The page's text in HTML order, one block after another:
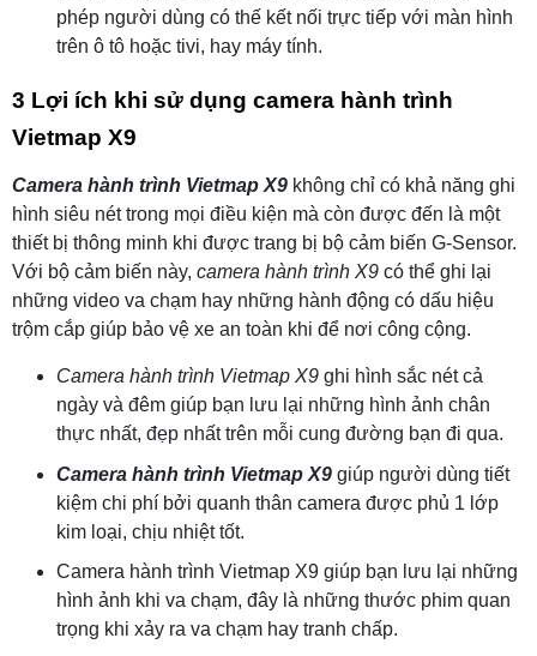
phép người dùng có thế kết nối trực tiếp với màn hình
trên ô tô hoặc tivi, hay máy tính.
3 Lợi ích khi sử dụng camera hành trình
Vietmap X9
Camera hành trình Vietmap X9 không chỉ có khả năng ghi
hình siêu nét trong mọi điều kiện mà còn được đến là một
thiết bị thông minh khi được trang bị bộ cảm biến G-Sensor.
Với bộ cảm biến này, camera hành trình X9 có thể ghi lại
những video va chạm hay những hành động có dấu hiệu
trộm cắp giúp bảo vệ xe an toàn khi để nơi công cộng.
Camera hành trình Vietmap X9 ghi hình sắc nét cả
ngày và đêm giúp bạn lưu lại những hình ảnh chân
thực nhất, đẹp nhất trên mỗi cung đường bạn đi qua.
Camera hành trình Vietmap X9 giúp người dùng tiết
kiệm chi phí bởi quanh thân camera được phủ 1 lớp
kim loại, chịu nhiệt tốt.
Camera hành trình Vietmap X9 giúp bạn lưu lại những
hình ảnh khi va chạm, đây là những thước phim quan
trọng khi xảy ra va chạm hay tranh chấp.